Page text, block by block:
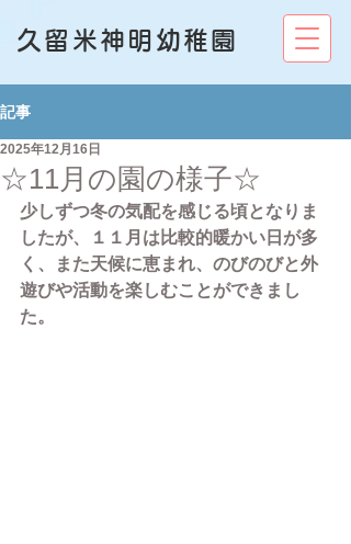
久留米神明幼稚園
記事
☆11月の園の様子☆
2025年12月16日
少しずつ冬の気配を感じる頃となりま
したが、１１月は比較的暖かい日が多
く、また天候に恵まれ、のびのびと外
遊びや活動を楽しむことができまし
た。